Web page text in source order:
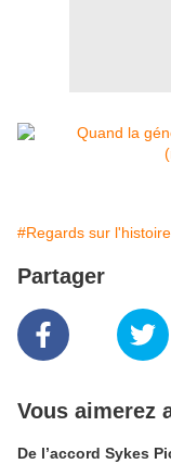
#Regards sur
Partager
Vous aimerez
De l’accord Sykes